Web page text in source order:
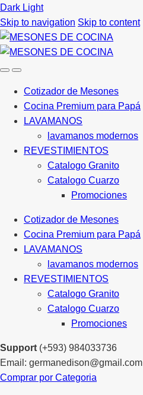
Dark Light
Skip to navigation Skip to content
Cotizador de Mesones
Cocina Premium para Papá
LAVAMANOS
lavamanos modernos
REVESTIMIENTOS
Catalogo Granito
Catalogo Cuarzo
Promociones
Cotizador de Mesones
Cocina Premium para Papá
LAVAMANOS
lavamanos modernos
REVESTIMIENTOS
Catalogo Granito
Catalogo Cuarzo
Promociones
Support (+593) 984033736
Email: germanedison@gmail.com
Comprar por Categoria